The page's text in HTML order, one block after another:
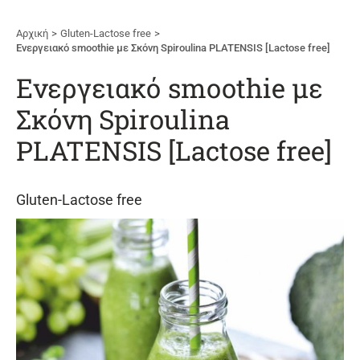
Αρχική
Gluten-Lactose free
Ενεργειακό smoothie με Σκόνη Spiroulina PLATENSIS [Lactose free]
Ενεργειακό smoothie με
Σκόνη Spiroulina
PLATENSIS [Lactose free]
Gluten-Lactose free